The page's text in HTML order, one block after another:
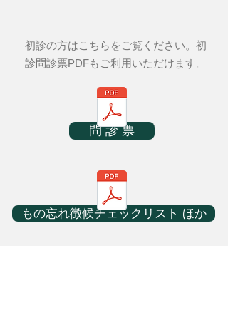
初診の方はこちらをご覧ください。​初
診問診票PDFもご利用いただけます。
問 診 票
もの忘れ徴候チェックリスト ほか